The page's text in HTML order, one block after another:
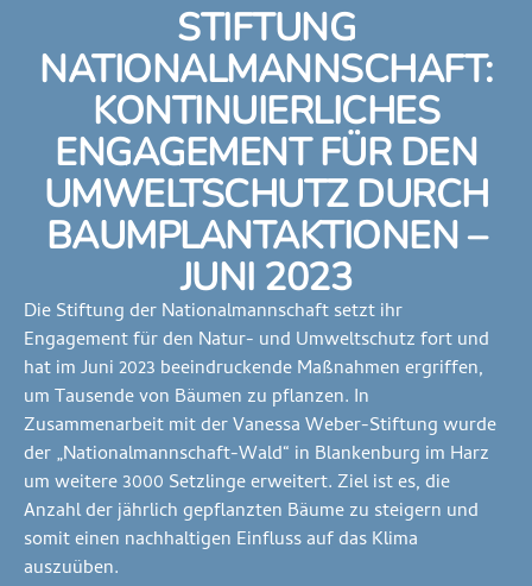
STIFTUNG
NATIONALMANNSCHAFT:
KONTINUIERLICHES
ENGAGEMENT FÜR DEN
UMWELTSCHUTZ DURCH
BAUMPLANTAKTIONEN –
JUNI 2023
Die Stiftung der Nationalmannschaft setzt ihr
Engagement für den Natur- und Umweltschutz fort und
hat im Juni 2023 beeindruckende Maßnahmen ergriffen,
um Tausende von Bäumen zu pflanzen. In
Zusammenarbeit mit der Vanessa Weber-Stiftung wurde
der „Nationalmannschaft-Wald“ in Blankenburg im Harz
um weitere 3000 Setzlinge erweitert. Ziel ist es, die
Anzahl der jährlich gepflanzten Bäume zu steigern und
somit einen nachhaltigen Einfluss auf das Klima
auszuüben.